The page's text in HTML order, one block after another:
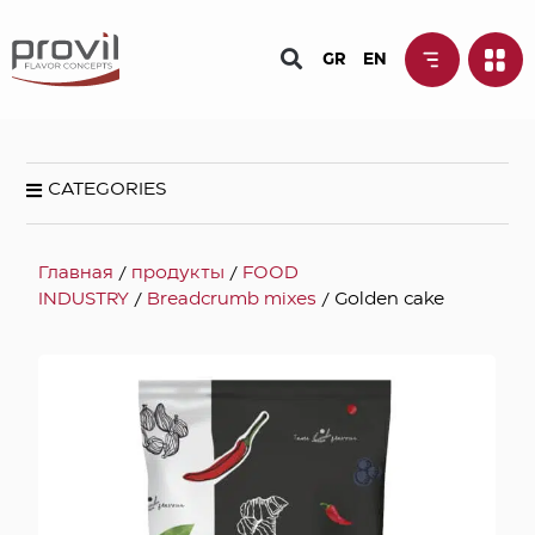
GR EN
CATEGORIES
Главная / продукты / FOOD
INDUSTRY / Breadcrumb mixes / Golden cake